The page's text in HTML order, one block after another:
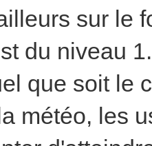
sur le
du niveau
que soit le
météo, les